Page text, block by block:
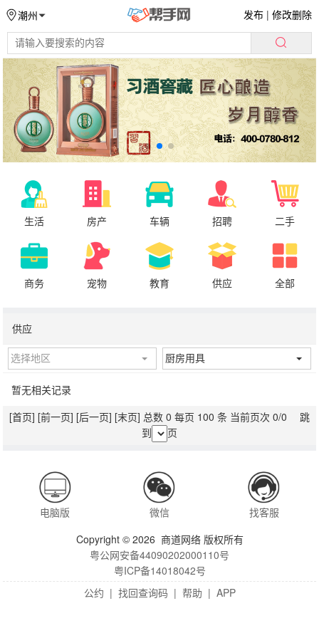
潮州 发布 |修改删除
生活 房产 车辆 招聘 二手
商务 宠物 教育 供应 全部
供应
选择地区 厨房用具
暂无相关记录
[首页] [前一页] [后一页] [末页] 总数 0 每页 100 条 当前页次 0/0 跳
到
页
电脑版 微信
找客服
Copyright © 2026 商道网络 版权所有
粤公网安备44090202000110号
粤ICP备14018042号
公约 | 找回查询码 | 帮助 | APP